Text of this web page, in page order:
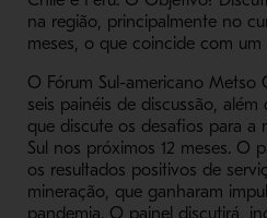
na região, principalmente no
meses, o que coincide com
O Fórum Sul-americano
seis painéis de discussão,
que discute os desafios para a
Sul nos próximos 12 meses. O
os resultados positivos de
mineração, que ganharam
pandemia. O painel discutirá,